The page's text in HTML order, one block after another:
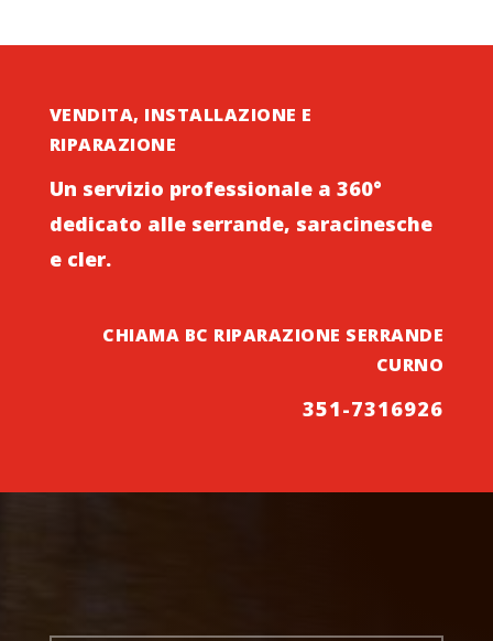
VENDITA, INSTALLAZIONE E
RIPARAZIONE
Un servizio professionale a 360°
dedicato alle serrande, saracinesche
e cler.
CHIAMA BC RIPARAZIONE SERRANDE
CURNO
351-7316926